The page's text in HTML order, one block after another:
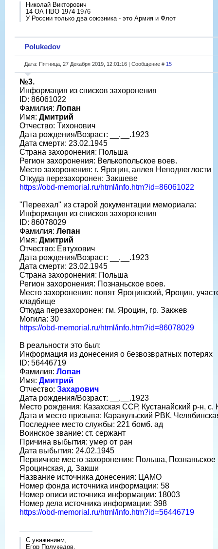
Николай Викторович
14 ОА ПВО 1974-1976
У России только два союзника - это Армия и Флот
Polukedov
Дата: Пятница, 27 Декабря 2019, 12:01:16 | Сообщение # 15
№3.
Информация из списков захоронения
ID: 86061022
Фамилия: Лопан
Имя: Дмитрий
Отчество: Тихонович
Дата рождения/Возраст: __.__.1923
Дата смерти: 23.02.1945
Страна захоронения: Польша
Регион захоронения: Велькопольское воев.
Место захоронения: г. Яроцин, аллея Неподлеглости
Откуда перезахоронен: Закшеве
https://obd-memorial.ru/html/info.htm?id=86061022
"Переехал" из старой документации мемориала:
Информация из списков захоронения
ID: 86078029
Фамилия: Лепан
Имя: Дмитрий
Отчество: Евтухович
Дата рождения/Возраст: __.__.1923
Дата смерти: 23.02.1945
Страна захоронения: Польша
Регион захоронения: Познаньское воев.
Место захоронения: повят Яроцинский, Яроцин,
кладбище
Откуда перезахоронен: гм. Яроцин, гр. Закжев
Могила: 30
https://obd-memorial.ru/html/info.htm?id=86078029
В реальности это был:
Информация из донесения о безвозвратных потерях
ID: 56446719
Фамилия: Лопан
Имя: Дмитрий
Отчество: Захарович
Дата рождения/Возраст: __.__.1923
Место рождения: Казахская ССР, Кустанайский р-н, с.
Дата и место призыва: Каракульский РВК,
Последнее место службы: 221 бомб. ад
Воинское звание: ст. сержант
Причина выбытия: умер от ран
Дата выбытия: 24.02.1945
Первичное место захоронения: Польша,
Яроцинская, д. Закши
Название источника донесения: ЦАМО
Номер фонда источника информации: 58
Номер описи источника информации: 18003
Номер дела источника информации: 398
https://obd-memorial.ru/html/info.htm?id=56446719
С уважением,
Егор Полукедов.